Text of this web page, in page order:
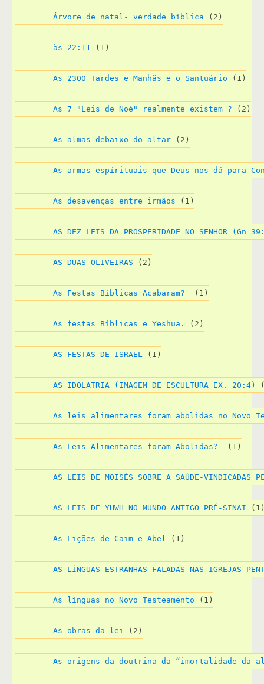
Árvore de natal- verdade bíblica (2)
às 22:11 (1)
As 2300 Tardes e Manhãs e o Santuário (1)
As 7 "Leis de Noé" realmente existem ? (2)
As almas debaixo do altar (2)
As armas espírituais que Deus nos dá para
As desavenças entre irmãos (1)
AS DEZ LEIS DA PROSPERIDADE NO SENHOR (Gn
AS DUAS OLIVEIRAS (2)
As Festas Bíblicas Acabaram? (1)
As festas Bíblicas e Yeshua. (2)
AS FESTAS DE ISRAEL (1)
AS IDOLATRIA (IMAGEM DE ESCULTURA EX. 20:4)
As leis alimentares foram abolidas no Novo
As Leis Alimentares foram Abolidas? (1)
AS LEIS DE MOISÉS SOBRE A SAÚDE-VINDICADAS
AS LEIS DE YHWH NO MUNDO ANTIGO PRÉ-SINAI
As Lições de Caim e Abel (1)
AS LÍNGUAS ESTRANHAS FALADAS NAS IGREJAS
As línguas no Novo Testeamento (1)
As obras da lei (2)
As origens da doutrina da “imortalidade da